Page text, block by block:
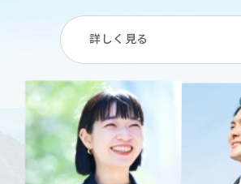
詳しく見る